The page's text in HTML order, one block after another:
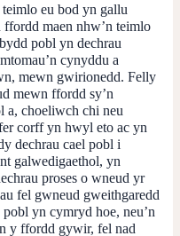
eu bod yn gallu
maen nhw’n teimlo
pobl yn dechrau
cynyddu a
mewn gwirionedd. Felly
mewn ffordd sy’n
a, choeliwch chi neu
corff yn hwyl eto ac yn
dechrau cael pobl i
galwedigaethol, yn
proses o wneud yr
fel gwneud gweithgaredd
yn cymryd hoe, neu’n
y ffordd gywir, fel nad